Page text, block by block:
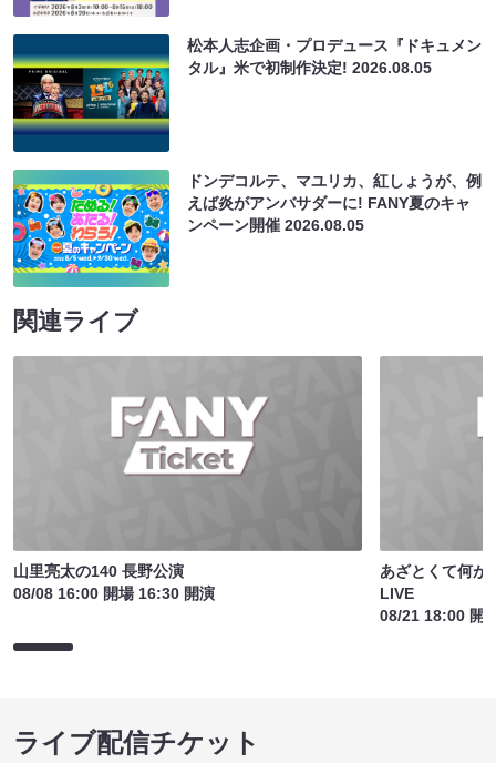
松本人志企画・プロデュース『ドキュメン
タル』米で初制作決定!2026.08.05
ドンデコルテ、マユリカ、紅しょうが、例
えば炎がアンバサダーに! FANY夏のキャ
ンペーン開催2026.08.05
関連ライブ
山里亮太の140 長野公演
08/08 16:00 開場 16:30 開演
あざとくて何が
LIVE
08/21 18:00 開
ライブ配信チケット